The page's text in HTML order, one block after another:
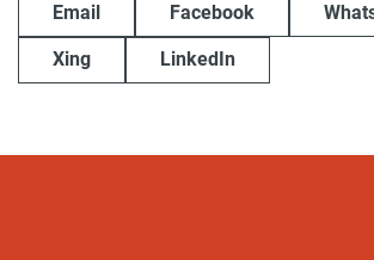
Email Facebook
Xing LinkedIn